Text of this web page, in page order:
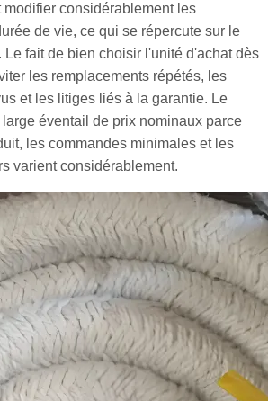
considérablement les
de vie, ce qui se répercute sur le
Le fait de bien choisir l'unité d'achat dès
les remplacements répétés, les
et les litiges liés à la garantie. Le
éventail de prix nominaux parce
les commandes minimales et les
varient considérablement.